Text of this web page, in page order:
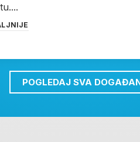
POGLEDAJ SVA